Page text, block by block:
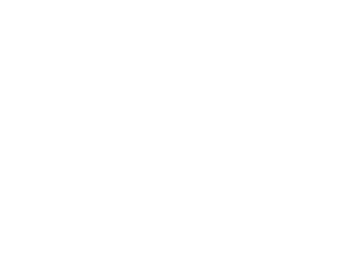
page Instagram
Facebook
Youtube